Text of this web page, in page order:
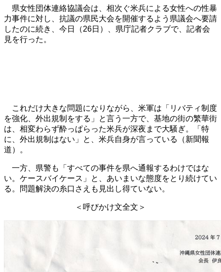
県女性団体連絡協議会は、相次ぐ米兵による女性への性暴
力事件に対し、抗議の県民大会を開催するよう県議会へ要請
したのに続き、今日（26日）、県庁記者クラブで、記者会
見を行った。
これだけ大きな問題になりながら、米軍は「リバティ制度
を強化、外出規制をする」と言う一方で、基地の街の繁華街
は、相変わらず酔っぱらった米兵が深夜まで大騒ぎ。「特
に、外出規制はない」と、米兵自身が言っている（新聞報
道）。
一方、県警も「すべての事件を県へ通報するわけではな
い。ケースバイケース」と、あいまいな態度をとり続けてい
る。問題解決の糸口さえも見出し得ていない。
＜呼びかけ文全文＞